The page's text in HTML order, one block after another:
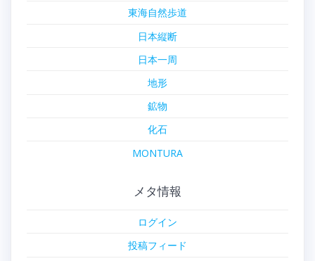
東海自然歩道
日本縦断
日本一周
地形
鉱物
化石
MONTURA
メタ情報
ログイン
投稿フィード